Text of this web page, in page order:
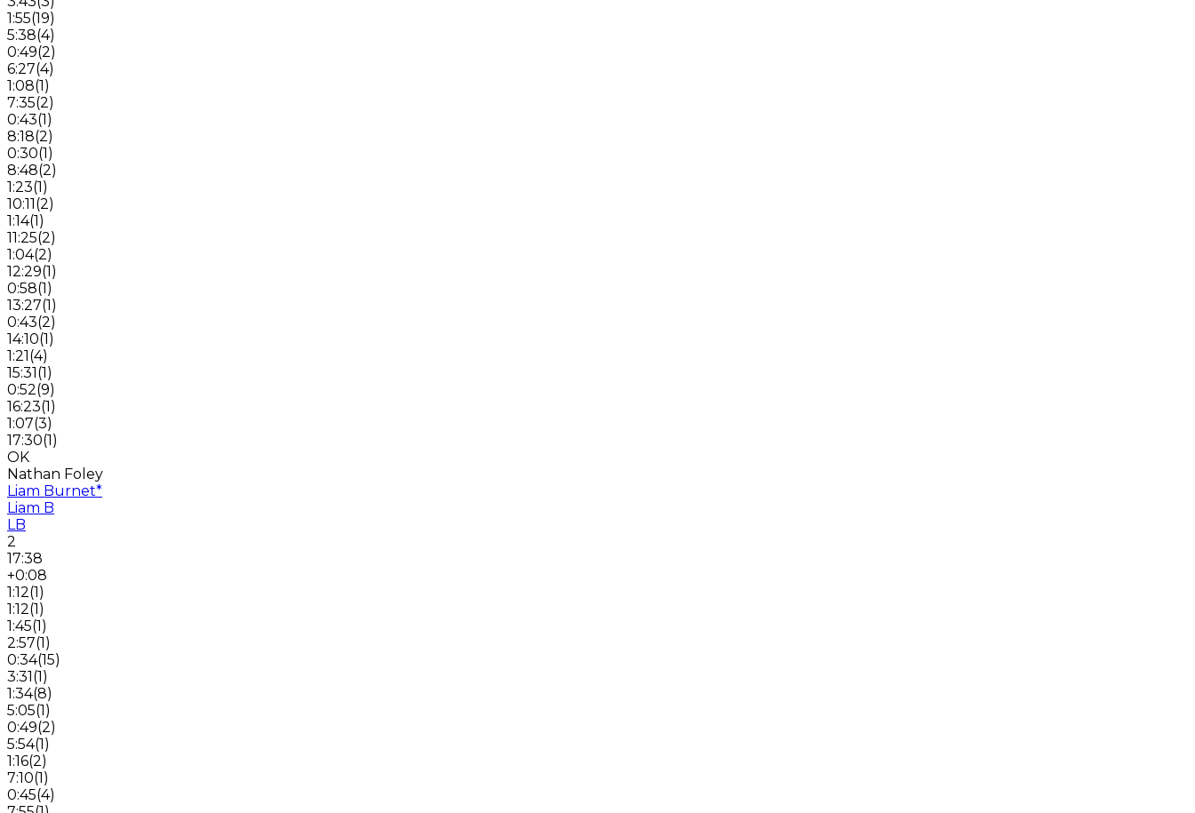
1:55(19)
5:38(4)
0:49(2)
6:27(4)
1:08(1)
7:35(2)
0:43(1)
8:18(2)
0:30(1)
8:48(2)
1:23(1)
10:11(2)
1:14(1)
11:25(2)
1:04(2)
12:29(1)
0:58(1)
13:27(1)
0:43(2)
14:10(1)
1:21(4)
15:31(1)
0:52(9)
16:23(1)
1:07(3)
17:30(1)
OK
Nathan Foley
Liam Burnet*
Liam B
LB
2
17:38
+0:08
1:12(1)
1:12(1)
1:45(1)
2:57(1)
0:34(15)
3:31(1)
1:34(8)
5:05(1)
0:49(2)
5:54(1)
1:16(2)
7:10(1)
0:45(4)